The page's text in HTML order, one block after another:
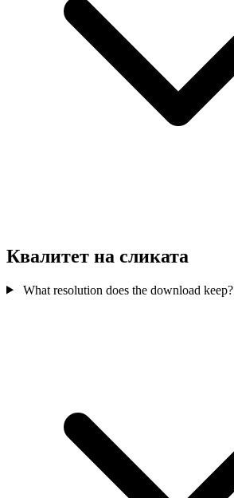
Квалитет на сликата
What resolution does the download keep?